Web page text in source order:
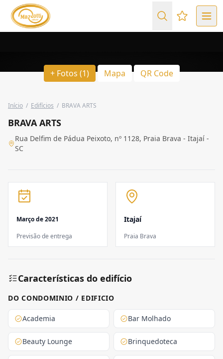
Favoritos
+ Fotos (1) Mapa QR Code
Início / Edifícios / BRAVA ARTS
BRAVA ARTS
Rua Delfim de Pádua Peixoto, nº 1128, Praia Brava - Itajaí -
SC
Março de 2021
Previsão de entrega
Itajaí
Praia Brava
Características do edifício
DO CONDOMINIO / EDIFICIO
Academia Bar Molhado
Beauty Lounge Brinquedoteca